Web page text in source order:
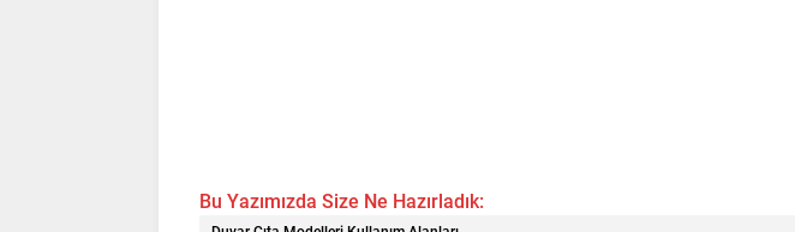
Bu Yazımızda Size Ne Hazırladık: